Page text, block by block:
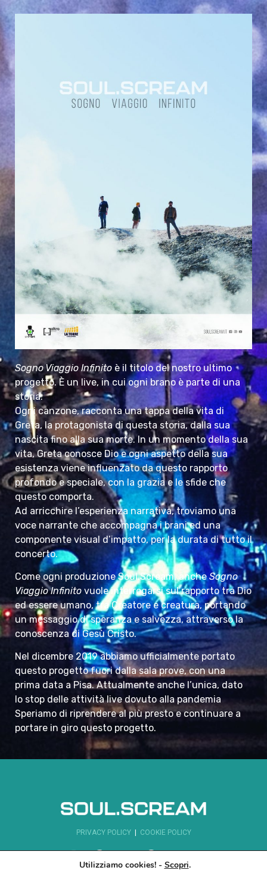
Sogno Viaggio Infinito è il titolo del nostro ultimo
progetto. È un live, in cui ogni brano è parte di una
storia.
Ogni canzone, racconta una tappa della vita di
Greta, la protagonista di questa storia, dalla sua
nascita fino alla sua morte. In un momento della sua
vita, Greta conosce Dio e ogni aspetto della sua
esistenza viene influenzato da questo rapporto
profondo e speciale, con la grazia e le sfide che
questo comporta.
Ad arricchire l’esperienza narrativa, troviamo una
voce narrante che accompagna i brani ed una
componente visual d’impatto, per la durata di tutto il
concerto.
Come ogni produzione Soul.Scream, ancheSogno
Viaggio Infinito vuole interrogarsi sul rapporto tra Dio
ed essere umano, tra Creatore e creatura, portando
un messaggio di speranza e salvezza, attraverso la
conoscenza di Gesù Cristo.
Nel dicembre 2019 abbiamo ufficialmente portato
questo progetto fuori dalla sala prove, con una
prima data a Pisa. Attualmente anche l’unica, dato
lo stop delle attività live dovuto alla pandemia
Speriamo di riprendere al più presto e continuare a
portare in giro questo progetto.
PRIVACY POLICY| COOKIE POLICY
Utilizziamo cookies! - Scopri.